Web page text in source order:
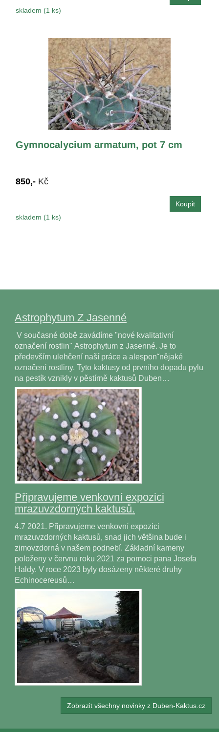
skladem (1 ks)
Gymnocalycium armatum, pot 7 cm
850,- Kč
skladem (1 ks)
Astrophytum Z Jasenné
V současné době zavádíme "nové kvalitativní
označení rostlin" Astrophytum z Jasenné. Je to
především ulehčení naší práce a alesponˇnějaké
označení rostliny. Tyto kaktusy od prvního dopadu pylu
na pestík vznikly v pěstírně kaktusů Duben…
Připravujeme venkovní expozici
mrazuvzdorných kaktusů.
4.7 2021. Připravujeme venkovní expozici
mrazuvzdorných kaktusů, snad jich většina bude i
zimovzdorná v našem podnebí. Základní kameny
položeny v červnu roku 2021 za pomoci pana Josefa
Haldy. V roce 2023 byly dosázeny některé druhy
Echinocereusů…
Zobrazit všechny novinky z Duben-Kaktus.cz